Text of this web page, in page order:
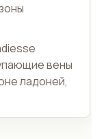
вены
ладоней,